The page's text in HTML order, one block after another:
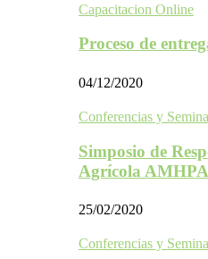
Capacitacion Online
Proceso de
04/12/2020
Conferencias y
Simposio de
Agrícola
25/02/2020
Conferencias y